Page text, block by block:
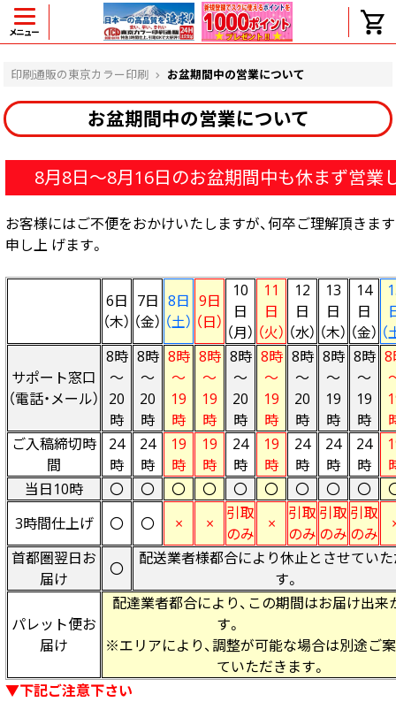
メニュー
印刷通販の東京カラー印刷 お盆期間中の営業について
お盆期間中の営業について
8月8日～8月16日のお盆期間中も休まず営業
お客様にはご不便をおかけいたしますが、何卒ご理解頂きま
申し上 げます。
6日
（木）
7日
（金）
8日
（土）
9日
（日）
10
日
（月）
11
日
（火）
12
日
（水）
13
日
（木）
14
日
（金） （
サポート窓口
（電話・メール）
8時
～
20
時
8時
～
20
時
8時
～
19
時
8時
～
19
時
8時
～
20
時
8時
～
19
時
8時
～
20
時
8時
～
19
時
8時
～
19
時
8
ご入稿締切時
間
24
時
24
時
19
時
19
時
24
時
19
時
24
時
24
時
24
時
当日10時
〇 〇 〇 〇 〇 〇 〇 〇 〇
3時間仕上げ
〇 〇 × ×
引取
のみ
×
引取
のみ
引取
のみ
引取
のみ
首都圏翌日お
届け
〇
配送業者様都合により休止とさせてい
す。
パレット便お
届け
配達業者都合により、この期間はお届け出来
す。
※エリアにより、調整が可能な場合は別途ご
ていただきます。
▼下記ご注意下さい
ヘルプ
入金・決済後、入金情報画面に反映されま
せん。
出荷からお届けまでの日数を教えてくださ
い。
領収書・納品書を発行は可能ですか？
初回特典の1000ポイントを使用するに
見本と印刷データの比較はしてくれます
か？
画面表示操作
ユーザー登録ログイン
入稿
データ
校正・印刷
お支払い
梱包・包装
変更・キャンセル